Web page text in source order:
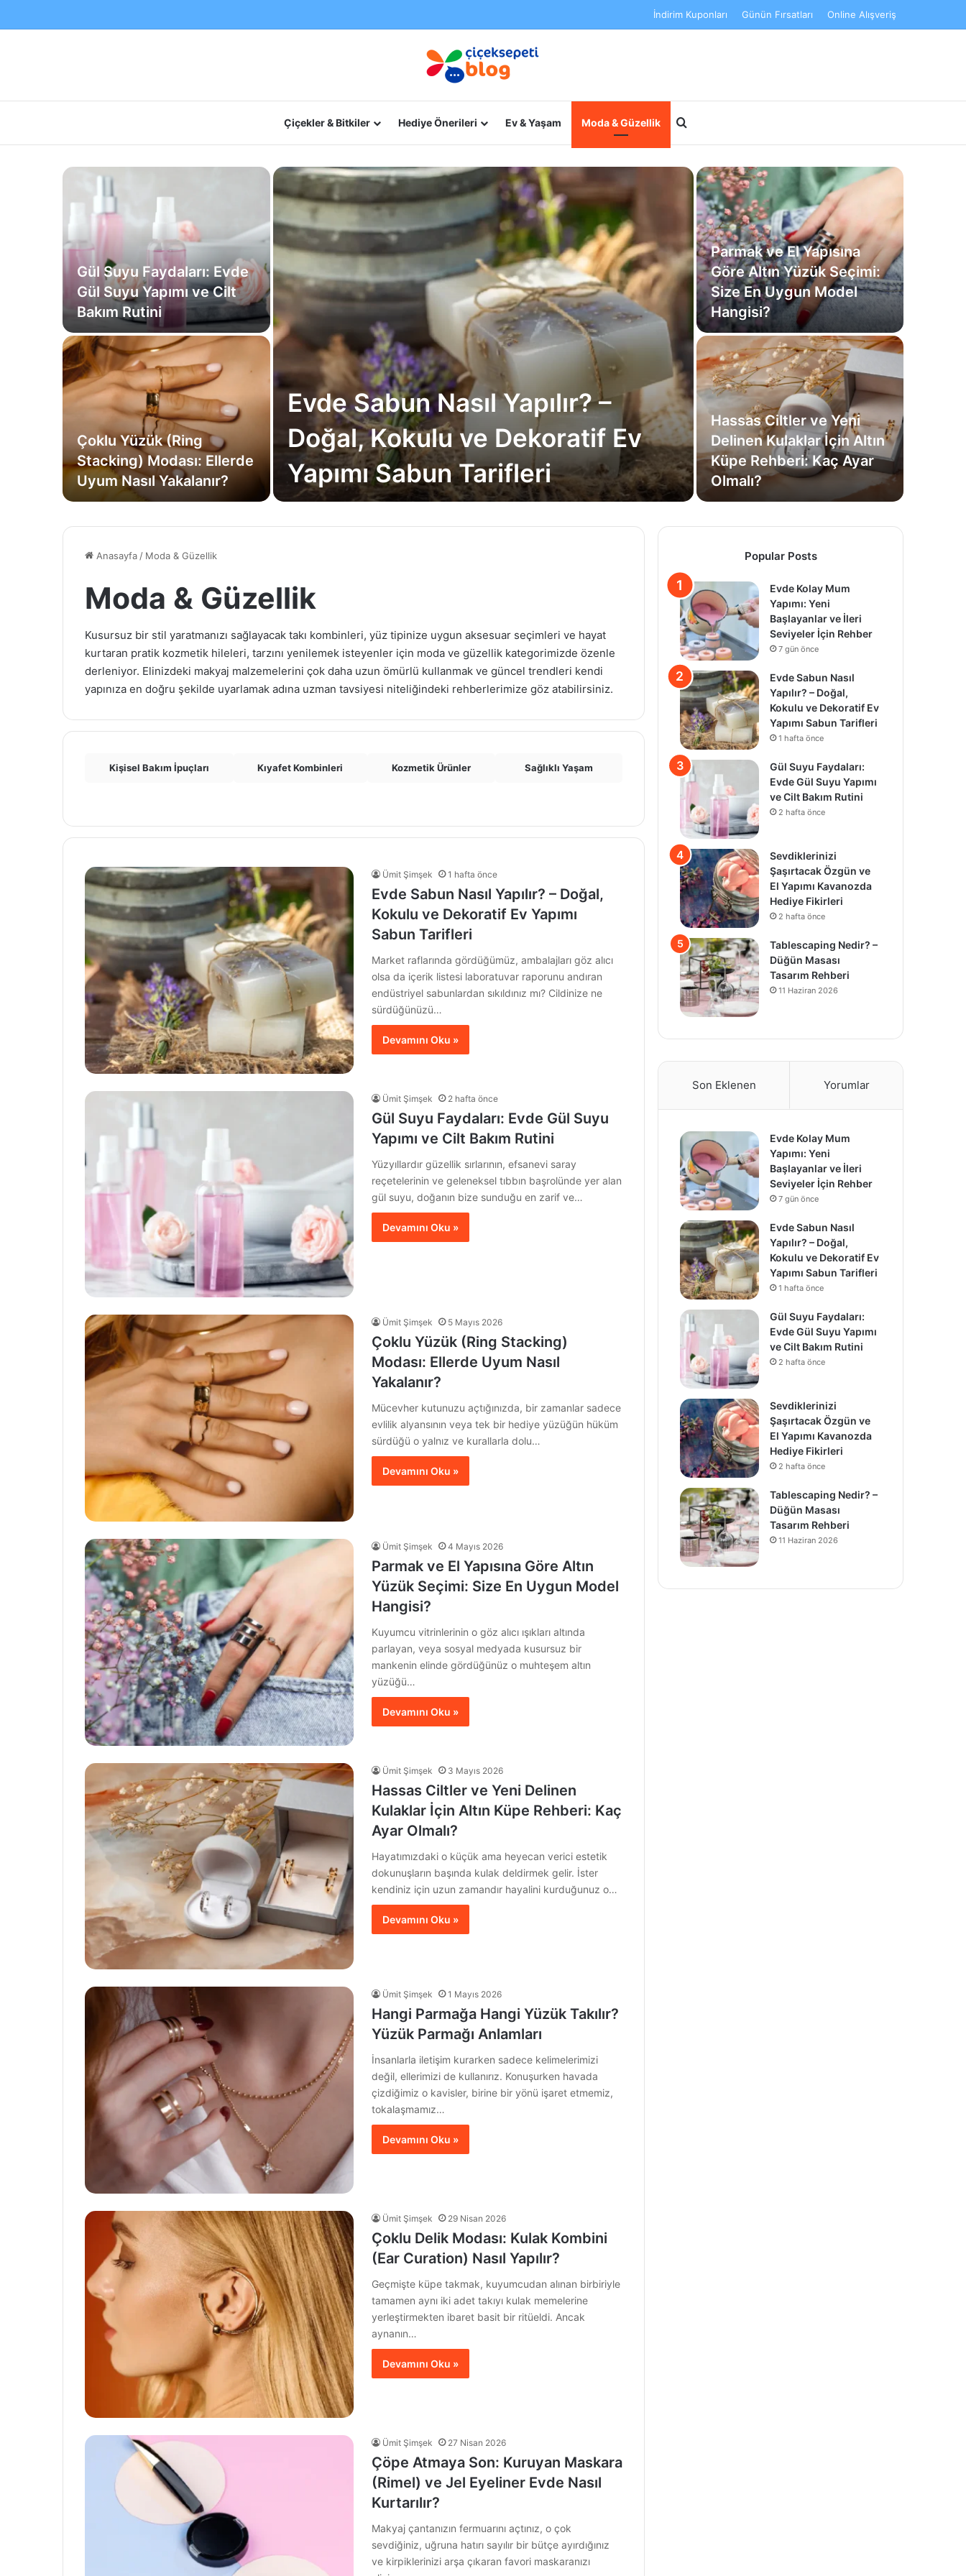
İndirim Kuponları Günün Fırsatları Online Alışveriş
Çiçekler & Bitkiler Hediye Önerileri Ev & Yaşam Moda & Güzellik Arama yap ...
Evde Sabun Nasıl Yapılır? –
Doğal, Kokulu ve Dekoratif Ev
Yapımı Sabun Tarifleri
Gül Suyu Faydaları: Evde
Gül Suyu Yapımı ve Cilt
Bakım Rutini
Çoklu Yüzük (Ring
Stacking) Modası: Ellerde
Uyum Nasıl Yakalanır?
Parmak ve El Yapısına
Göre Altın Yüzük Seçimi:
Size En Uygun Model
Hangisi?
Hassas Ciltler ve Yeni
Delinen Kulaklar İçin Altın
Küpe Rehberi: Kaç Ayar
Olmalı?
Anasayfa / Moda & Güzellik
Moda & Güzellik
Kusursuz bir stil yaratmanızı sağlayacak takı kombinleri, yüz tipinize uygun aksesuar seçimleri ve hayat
kurtaran pratik kozmetik hileleri, tarzını yenilemek isteyenler için moda ve güzellik kategorimizde özenle
derleniyor. Elinizdeki makyaj malzemelerini çok daha uzun ömürlü kullanmak ve güncel trendleri kendi
yapınıza en doğru şekilde uyarlamak adına uzman tavsiyesi niteliğindeki rehberlerimize göz atabilirsiniz.
Kişisel Bakım İpuçları Kıyafet Kombinleri Kozmetik Ürünler Sağlıklı Yaşam
Ümit Şimşek 1 hafta önce
Evde Sabun Nasıl Yapılır? – Doğal,
Kokulu ve Dekoratif Ev Yapımı
Sabun Tarifleri
Market raflarında gördüğümüz, ambalajları göz alıcı
olsa da içerik listesi laboratuvar raporunu andıran
endüstriyel sabunlardan sıkıldınız mı? Cildinize ne
sürdüğünüzü…
Devamını Oku »
Ümit Şimşek 2 hafta önce
Gül Suyu Faydaları: Evde Gül Suyu
Yapımı ve Cilt Bakım Rutini
Yüzyıllardır güzellik sırlarının, efsanevi saray
reçetelerinin ve geleneksel tıbbın başrolünde yer alan
gül suyu, doğanın bize sunduğu en zarif ve…
Devamını Oku »
Ümit Şimşek 5 Mayıs 2026
Çoklu Yüzük (Ring Stacking)
Modası: Ellerde Uyum Nasıl
Yakalanır?
Mücevher kutunuzu açtığınızda, bir zamanlar sadece
evlilik alyansının veya tek bir hediye yüzüğün hüküm
sürdüğü o yalnız ve kurallarla dolu…
Devamını Oku »
Ümit Şimşek 4 Mayıs 2026
Parmak ve El Yapısına Göre Altın
Yüzük Seçimi: Size En Uygun Model
Hangisi?
Kuyumcu vitrinlerinin o göz alıcı ışıkları altında
parlayan, veya sosyal medyada kusursuz bir
mankenin elinde gördüğünüz o muhteşem altın
yüzüğü…
Devamını Oku »
Ümit Şimşek 3 Mayıs 2026
Hassas Ciltler ve Yeni Delinen
Kulaklar İçin Altın Küpe Rehberi: Kaç
Ayar Olmalı?
Hayatımızdaki o küçük ama heyecan verici estetik
dokunuşların başında kulak deldirmek gelir. İster
kendiniz için uzun zamandır hayalini kurduğunuz o…
Devamını Oku »
Ümit Şimşek 1 Mayıs 2026
Hangi Parmağa Hangi Yüzük Takılır?
Yüzük Parmağı Anlamları
İnsanlarla iletişim kurarken sadece kelimelerimizi
değil, ellerimizi de kullanırız. Konuşurken havada
çizdiğimiz o kavisler, birine bir yönü işaret etmemiz,
tokalaşmamız…
Devamını Oku »
Ümit Şimşek 29 Nisan 2026
Çoklu Delik Modası: Kulak Kombini
(Ear Curation) Nasıl Yapılır?
Geçmişte küpe takmak, kuyumcudan alınan birbiriyle
tamamen aynı iki adet takıyı kulak memelerine
yerleştirmekten ibaret basit bir ritüeldi. Ancak
aynanın…
Devamını Oku »
Ümit Şimşek 27 Nisan 2026
Çöpe Atmaya Son: Kuruyan Maskara
(Rimel) ve Jel Eyeliner Evde Nasıl
Kurtarılır?
Makyaj çantanızın fermuarını açtınız, o çok
sevdiğiniz, uğruna hatırı sayılır bir bütçe ayırdığınız
ve kirpiklerinizi arşa çıkaran favori maskaranızı
Popular Posts
Evde Kolay Mum
Yapımı: Yeni
Başlayanlar ve İleri
Seviyeler İçin Rehber
7 gün önce
Evde Sabun Nasıl
Yapılır? – Doğal,
Kokulu ve Dekoratif Ev
Yapımı Sabun Tarifleri
1 hafta önce
Gül Suyu Faydaları:
Evde Gül Suyu Yapımı
ve Cilt Bakım Rutini
2 hafta önce
Sevdiklerinizi
Şaşırtacak Özgün ve
El Yapımı Kavanozda
Hediye Fikirleri
2 hafta önce
Tablescaping Nedir? –
Düğün Masası
Tasarım Rehberi
11 Haziran 2026
Son Eklenen Yorumlar
Evde Kolay Mum
Yapımı: Yeni
Başlayanlar ve İleri
Seviyeler İçin Rehber
7 gün önce
Evde Sabun Nasıl
Yapılır? – Doğal,
Kokulu ve Dekoratif Ev
Yapımı Sabun Tarifleri
1 hafta önce
Gül Suyu Faydaları:
Evde Gül Suyu Yapımı
ve Cilt Bakım Rutini
2 hafta önce
Sevdiklerinizi
Şaşırtacak Özgün ve
El Yapımı Kavanozda
Hediye Fikirleri
2 hafta önce
Tablescaping Nedir? –
Düğün Masası
Tasarım Rehberi
11 Haziran 2026